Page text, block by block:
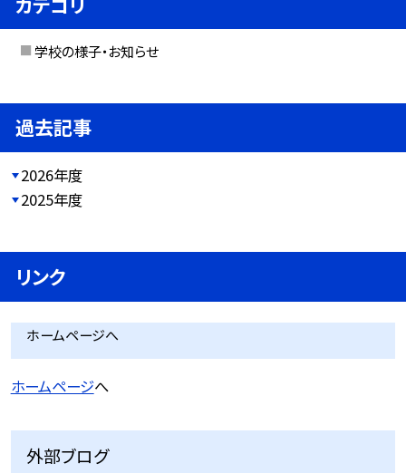
学校の様子・お知らせ
過去記事
2026年度
2025年度
リンク
ホームページへ
ホームページへ
外部ブログ